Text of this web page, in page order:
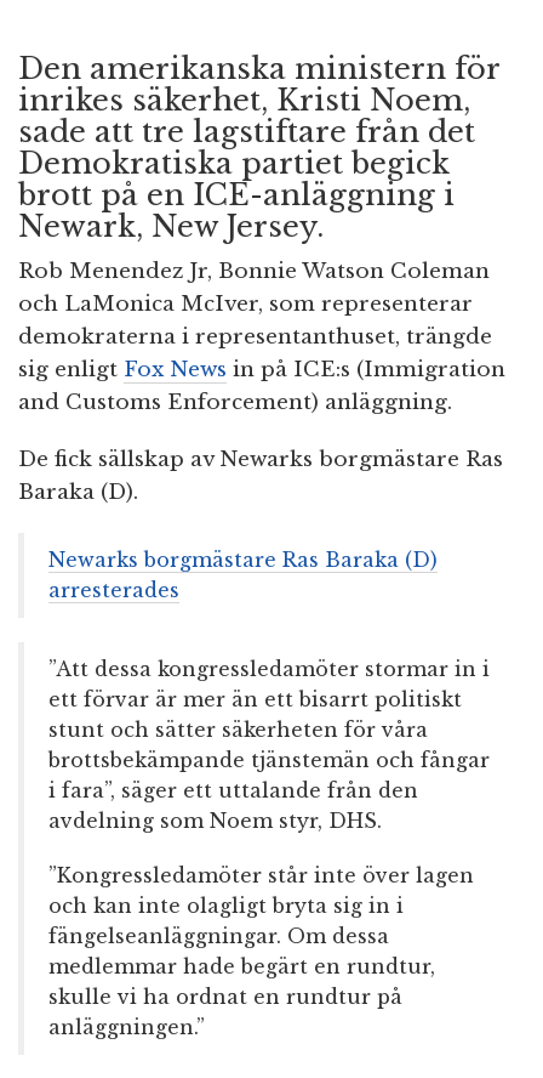
Den amerikanska ministern för
inrikes säkerhet, Kristi Noem,
sade att tre lagstiftare från det
Demokratiska partiet begick
brott på en ICE-anläggning i
Newark, New Jersey.
Rob Menendez Jr, Bonnie Watson Coleman
och LaMonica McIver, som representerar
demokraterna i representanthuset, trängde
sig enligt Fox News in på ICE:s (Immigration
and Customs Enforcement) anläggning.
De fick sällskap av Newarks borgmästare Ras
Baraka (D).
Newarks borgmästare Ras Baraka (D)
arresterades
”Att dessa kongressledamöter stormar in i
ett förvar är mer än ett bisarrt politiskt
stunt och sätter säkerheten för våra
brottsbekämpande tjänstemän och fångar
i fara”, säger ett uttalande från den
avdelning som Noem styr, DHS.
”Kongressledamöter står inte över lagen
och kan inte olagligt bryta sig in i
fängelseanläggningar. Om dessa
medlemmar hade begärt en rundtur,
skulle vi ha ordnat en rundtur på
anläggningen.”